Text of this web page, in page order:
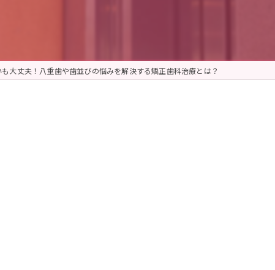
大丈夫！八重歯や歯並びの悩みを解決する矯正歯科治療とは？